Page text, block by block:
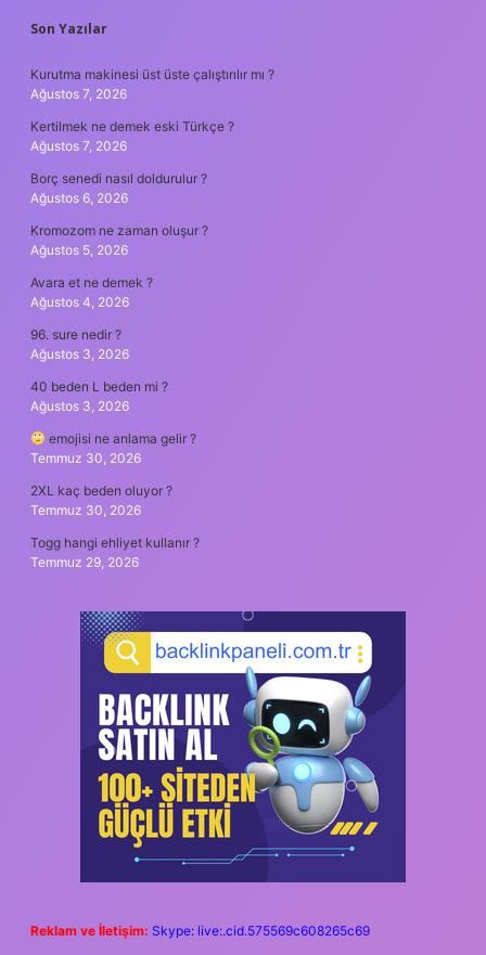
SIDEBAR
Son Yazılar
Kurutma makinesi üst üste çalıştırılır mı ?
Ağustos 7, 2026
Kertilmek ne demek eski Türkçe ?
Ağustos 7, 2026
Borç senedi nasıl doldurulur ?
Ağustos 6, 2026
Kromozom ne zaman oluşur ?
Ağustos 5, 2026
Avara et ne demek ?
Ağustos 4, 2026
96. sure nedir ?
Ağustos 3, 2026
40 beden L beden mi ?
Ağustos 3, 2026
emojisi ne anlama gelir ?
Temmuz 30, 2026
2XL kaç beden oluyor ?
Temmuz 30, 2026
Togg hangi ehliyet kullanır ?
Temmuz 29, 2026
Reklam ve İletişim: Skype: live:.cid.575569c608265c69